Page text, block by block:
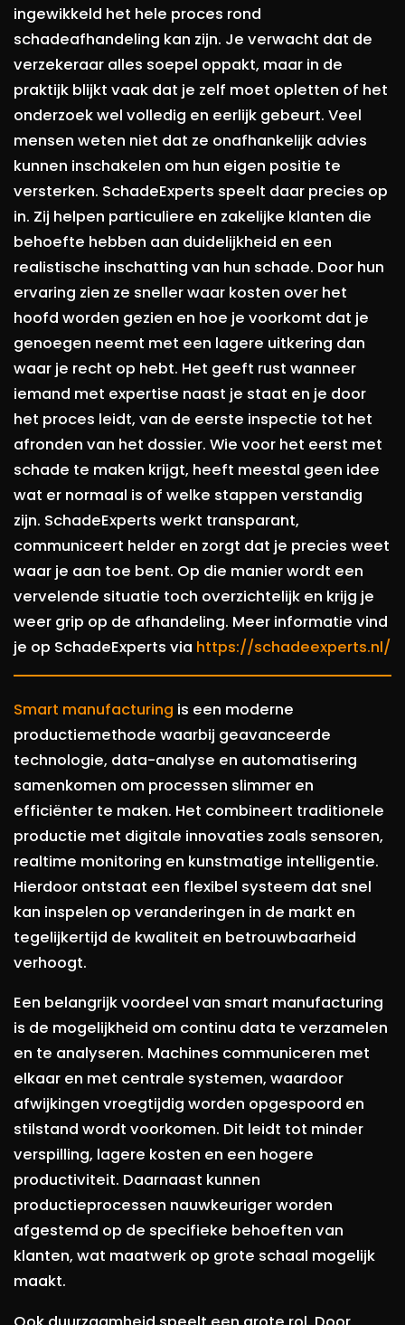
ingewikkeld het hele proces rond
schadeafhandeling kan zijn. Je verwacht dat de
verzekeraar alles soepel oppakt, maar in de
praktijk blijkt vaak dat je zelf moet opletten of het
onderzoek wel volledig en eerlijk gebeurt. Veel
mensen weten niet dat ze onafhankelijk advies
kunnen inschakelen om hun eigen positie te
versterken. SchadeExperts speelt daar precies op
in. Zij helpen particuliere en zakelijke klanten die
behoefte hebben aan duidelijkheid en een
realistische inschatting van hun schade. Door hun
ervaring zien ze sneller waar kosten over het
hoofd worden gezien en hoe je voorkomt dat je
genoegen neemt met een lagere uitkering dan
waar je recht op hebt. Het geeft rust wanneer
iemand met expertise naast je staat en je door
het proces leidt, van de eerste inspectie tot het
afronden van het dossier. Wie voor het eerst met
schade te maken krijgt, heeft meestal geen idee
wat er normaal is of welke stappen verstandig
zijn. SchadeExperts werkt transparant,
communiceert helder en zorgt dat je precies weet
waar je aan toe bent. Op die manier wordt een
vervelende situatie toch overzichtelijk en krijg je
weer grip op de afhandeling. Meer informatie vind
je op SchadeExperts via https://schadeexperts.nl/
Smart manufacturing is een moderne
productiemethode waarbij geavanceerde
technologie, data-analyse en automatisering
samenkomen om processen slimmer en
efficiënter te maken. Het combineert traditionele
productie met digitale innovaties zoals sensoren,
realtime monitoring en kunstmatige intelligentie.
Hierdoor ontstaat een flexibel systeem dat snel
kan inspelen op veranderingen in de markt en
tegelijkertijd de kwaliteit en betrouwbaarheid
verhoogt.
Een belangrijk voordeel van smart manufacturing
is de mogelijkheid om continu data te verzamelen
en te analyseren. Machines communiceren met
elkaar en met centrale systemen, waardoor
afwijkingen vroegtijdig worden opgespoord en
stilstand wordt voorkomen. Dit leidt tot minder
verspilling, lagere kosten en een hogere
productiviteit. Daarnaast kunnen
productieprocessen nauwkeuriger worden
afgestemd op de specifieke behoeften van
klanten, wat maatwerk op grote schaal mogelijk
maakt.